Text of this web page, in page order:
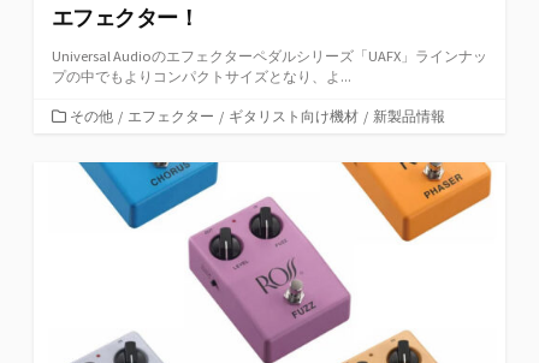
エフェクター！
Universal Audioのエフェクターペダルシリーズ「UAFX」ラインナッ
プの中でもよりコンパクトサイズとなり、よ...
カその他 / エフェクター / ギタリスト向け機材 / 新製品情報